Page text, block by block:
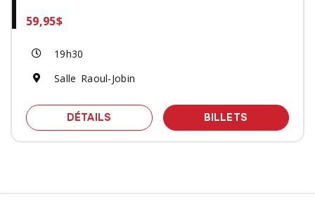
59,95$
19h30
Salle Raoul-Jobin
DÉTAILS SPECTACLE DOMINIQUE FILS-AIMÉ -
BILLETS DES